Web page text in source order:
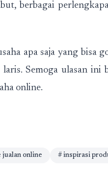
berbagai
apa saja yang bisa
Semoga ulasan
online.
jualan online # inspirasi